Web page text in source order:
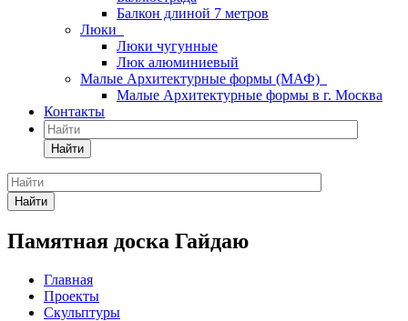
Балкон длиной 7 метров
Люки
Люки чугунные
Люк алюминиевый
Малые Архитектурные формы (МАФ)
Малые Архитектурные формы в г. Москва
Контакты
Найти
Найти
Памятная доска Гайдаю
Главная
Проекты
Скульптуры